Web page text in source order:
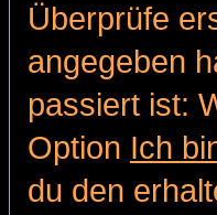
Überprüfe
angegeben
passiert ist:
Option Ich
du den